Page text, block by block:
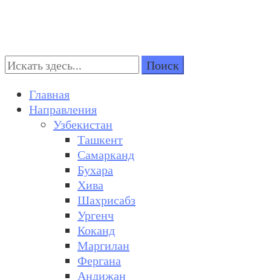
Turkestan Travel
Discover Central Asia
Поиск:
Главная
Направления
Узбекистан
Ташкент
Самарканд
Бухара
Хива
Шахрисабз
Ургенч
Коканд
Маргилан
Фергана
Андижан